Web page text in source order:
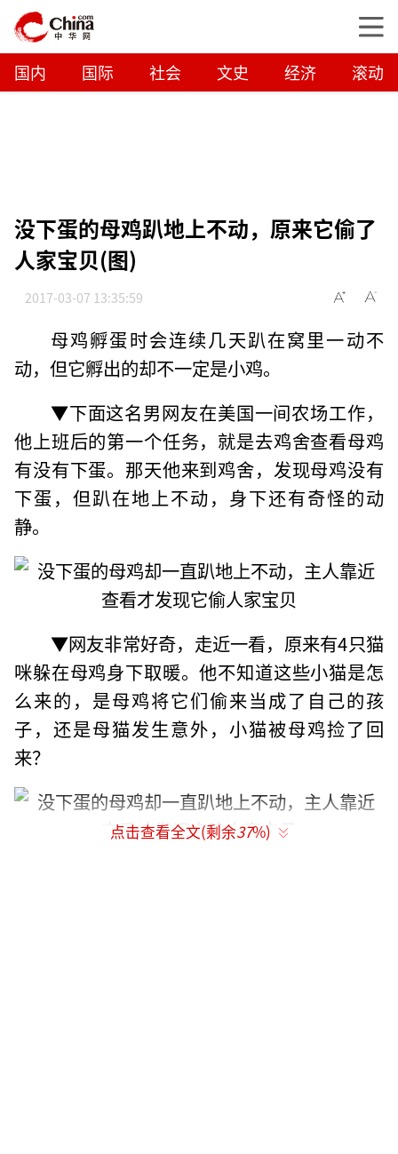
国内 国际 社会 文史 经济 滚动
没下蛋的母鸡趴地上不动，原来它偷了
人家宝贝(图)
2017-03-07 13:35:59
母鸡孵蛋时会连续几天趴在窝里一动不
动，但它孵出的却不一定是小鸡。
▼下面这名男网友在美国一间农场工作，
他上班后的第一个任务，就是去鸡舍查看母鸡
有没有下蛋。那天他来到鸡舍，发现母鸡没有
下蛋，但趴在地上不动，身下还有奇怪的动
静。
▼网友非常好奇，走近一看，原来有4只猫
咪躲在母鸡身下取暖。他不知道这些小猫是怎
么来的，是母鸡将它们偷来当成了自己的孩
子，还是母猫发生意外，小猫被母鸡捡了回
来？
点击查看全文(剩余37%)